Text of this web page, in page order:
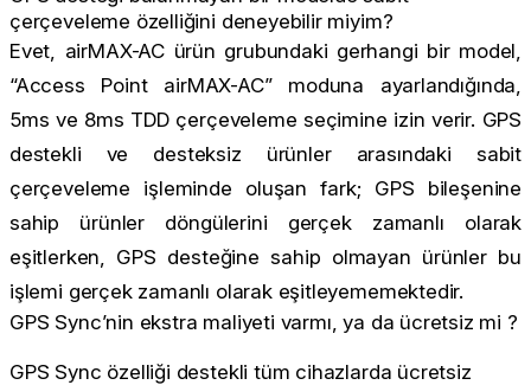
çerçeveleme özelliğini deneyebilir miyim?
Evet, airMAX-AC ürün grubundaki gerhangi bir model,
“Access Point airMAX-AC” moduna ayarlandığında,
5ms ve 8ms TDD çerçeveleme seçimine izin verir. GPS
destekli ve desteksiz ürünler arasındaki sabit
çerçeveleme işleminde oluşan fark; GPS bileşenine
sahip ürünler döngülerini gerçek zamanlı olarak
eşitlerken, GPS desteğine sahip olmayan ürünler bu
işlemi gerçek zamanlı olarak eşitleyememektedir.
GPS Sync’nin ekstra maliyeti varmı, ya da ücretsiz mi ?
GPS Sync özelliği destekli tüm cihazlarda ücretsiz